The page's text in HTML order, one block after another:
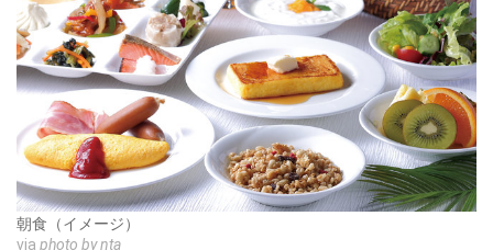
朝食（イメージ）
via photo by nta